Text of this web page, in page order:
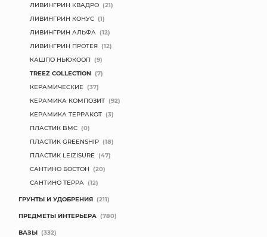
ЛИВИНГРИН КВАДРО (21)
ЛИВИНГРИН КОНУС (1)
ЛИВИНГРИН АЛЬФА (12)
ЛИВИНГРИН ПРОТЕЯ (12)
КАШПО НЬЮКООП (9)
TREEZ COLLECTION (7)
КЕРАМИЧЕСКИЕ (37)
КЕРАМИКА КОМПОЗИТ (92)
КЕРАМИКА ТЕРРАКОТ (3)
ПЛАСТИК BMC (0)
ПЛАСТИК GREENSHIP (18)
ПЛАСТИК LEIZISURE (47)
САНТИНО БОСТОН (20)
САНТИНО ТЕРРА (12)
ГРУНТЫ И УДОБРЕНИЯ (211)
ПРЕДМЕТЫ ИНТЕРЬЕРА (780)
ВАЗЫ (332)